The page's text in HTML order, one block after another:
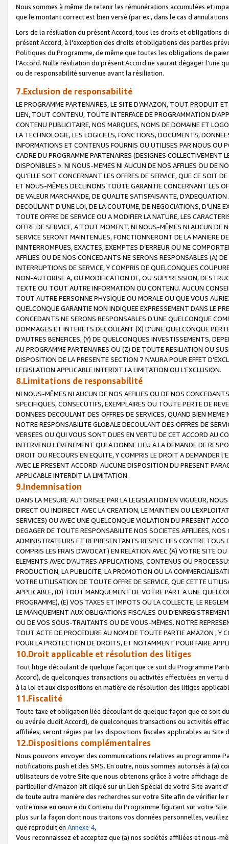
Nous sommes à même de retenir les rémunérations accumulées et
que le montant correct est bien versé (par ex., dans le cas
Lors de la résiliation du présent Accord, tous les droits et obligations
présent Accord, à l’exception des droits et obligations des parties
Politiques du Programme, de même que toutes les obligations de
l’Accord. Nulle résiliation du présent Accord ne saurait dégager l'une
ou de responsabilité survenue avant la résiliation.
7.Exclusion de responsabilité
LE PROGRAMME PARTENAIRES, LE SITE D’AMAZON, TOUT PRODUIT
LIEN, TOUT CONTENU, TOUTE INTERFACE DE PROGRAMMATION
CONTENU PUBLICITAIRE, NOS MARQUES, NOMS DE DOMAINE ET
LA TECHNOLOGIE, LES LOGICIELS, FONCTIONS, DOCUMENTS,
INFORMATIONS ET CONTENUS FOURNIS OU UTILISES PAR NOUS OU
CADRE DU PROGRAMME PARTENAIRES (DESIGNES COLLECTIVEMENT
DISPONIBLES ». NI NOUS-MEMES NI AUCUN DE NOS AFFILIES OU DE
QU’ELLE SOIT CONCERNANT LES OFFRES DE SERVICE, QUE CE SOIT
ET NOUS-MÊMES DECLINONS TOUTE GARANTIE CONCERNANT LES
DE VALEUR MARCHANDE, DE QUALITE SATISFAISANTE,
DECOULANT D’UNE LOI, DE LA COUTUME, DE NEGOCIATIONS, D’UNE
TOUTE OFFRE DE SERVICE OU A MODIFIER LA NATURE, LES
OFFRE DE SERVICE, A TOUT MOMENT. NI NOUS-MÊMES NI AUCUN DE
SERVICE SERONT MAINTENUES, FONCTIONNERONT DE LA MANIERE
ININTERROMPUES, EXACTES, EXEMPTES D’ERREUR OU NE
AFFILIES OU DE NOS CONCEDANTS NE SERONS RESPONSABLES (A)
INTERRUPTIONS DE SERVICE, Y COMPRIS DE QUELCONQUES
NON-AUTORISE A, OU MODIFICATION DE, OU SUPPRESSION,
TEXTE OU TOUT AUTRE INFORMATION OU CONTENU. AUCUN
TOUT AUTRE PERSONNE PHYSIQUE OU MORALE OU QUE VOUS
QUELCONQUE GARANTIE NON INDIQUEE EXPRESSEMENT DANS LE
CONCEDANTS NE SERONS RESPONSABLES D’UNE QUELCONQUE
DOMMAGES ET INTERETS DECOULANT (X) D'UNE QUELCONQUE
D'AUTRES BENEFICES, (Y) DE QUELCONQUES INVESTISSEMENTS,
AU PROGRAMME PARTENAIRES OU (Z) DE TOUTE RESILIATION OU
DISPOSITION DE LA PRESENTE SECTION 7 N'AURA POUR EFFET
LEGISLATION APPLICABLE INTERDIT LA LIMITATION OU L’EXCLUSION.
8.Limitations de responsabilité
NI NOUS-MÊMES NI AUCUN DE NOS AFFILIES OU DE NOS
SPECIFIQUES, CONSECUTIFS, EXEMPLAIRES OU TOUTE PERTE DE
DONNEES DECOULANT DES OFFRES DE SERVICES, QUAND BIEN
NOTRE RESPONSABILITE GLOBALE DECOULANT DES OFFRES DE
VERSEES OU QUI VOUS SONT DUES EN VERTU DE CET ACCORD AU
INTERVENU L’EVENEMENT QUI A DONNE LIEU A LA DEMANDE DE
DROIT OU RECOURS EN EQUITE, Y COMPRIS LE DROIT A DEMANDER
AVEC LE PRESENT ACCORD. AUCUNE DISPOSITION DU PRESENT
APPLICABLE INTERDIT LA LIMITATION.
9.Indemnisation
DANS LA MESURE AUTORISEE PAR LA LEGISLATION EN VIGUEUR,
DIRECT OU INDIRECT AVEC LA CREATION, LE MAINTIEN OU
SERVICES) OU AVEC UNE QUELCONQUE VIOLATION DU PRESENT
DEGAGER DE TOUTE RESPONSABILITE NOS SOCIETES AFFILIEES,
ADMINISTRATEURS ET REPRESENTANTS RESPECTIFS CONTRE
COMPRIS LES FRAIS D’AVOCAT) EN RELATION AVEC (A) VOTRE SITE
ELEMENTS AVEC D’AUTRES APPLICATIONS, CONTENUS OU
PRODUCTION, LA PUBLICITE, LA PROMOTION OU LA
VOTRE UTILISATION DE TOUTE OFFRE DE SERVICE, QUE CETTE
APPLICABLE, (D) TOUT MANQUEMENT DE VOTRE PART A UNE
PROGRAMME), (E) VOS TAXES ET IMPOTS OU LA COLLECTE, LE
LE MANQUEMENT AUX OBLIGATIONS FISCALES OU
OU DE VOS SOUS-TRAITANTS OU DE VOUS-MÊMES. NOTRE
TOUT ACTE DE PROCEDURE AU NOM DE TOUTE PARTIE AMAZON , Y
POUR LA PROTECTION DE DROITS, ET NOTAMMENT POUR FAIRE
10.Droit applicable et résolution des litiges
Tout litige découlant de quelque façon que ce soit du Programme
Accord), de quelconques transactions ou activités effectuées en vertu
à la loi et aux dispositions en matière de résolution des litiges
11.Fiscalité
Toute taxe et obligation liée découlant de quelque façon que ce soit
ou avérée dudit Accord), de quelconques transactions ou activités
affiliées, seront régies par les dispositions fiscales applicables au Site
12.Dispositions complémentaires
Nous pouvons envoyer des communications relatives au programme
notifications push et des SMS. En outre, nous sommes autorisés à
utilisateurs de votre Site que nous obtenons grâce à votre affichage
particulier d'Amazon ait cliqué sur un Lien Spécial de votre Site avant
de toute autre manière des recherches sur votre Site afin de vérifier
votre mise en œuvre du Contenu du Programme figurant sur votre
plus sur la façon dont nous traitons vos données personnelles,
que reproduit en Annexe 4,
Vous reconnaissez et acceptez que (a) nos sociétés affiliées et nous-